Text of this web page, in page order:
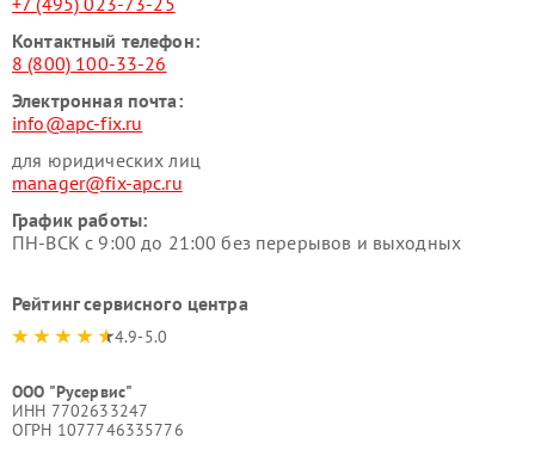
Контактный телефон:
8 (800) 100-33-26
Электронная почта:
info@apc-fix.ru
для юридических лиц
manager@fix-apc.ru
График работы:
ПН-ВСК с 9:00 до 21:00 без перерывов и выходных
Рейтинг сервисного центра
4.9-5.0
ООО "Русервис"
ИНН 7702633247
ОГРН 1077746335776